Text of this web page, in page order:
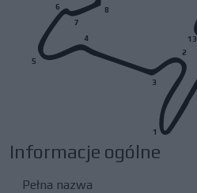
1
2
3
4
5
6
7
8
13
Informacje ogólne
Pełna nazwa